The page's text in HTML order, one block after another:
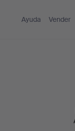
Ayuda Vender